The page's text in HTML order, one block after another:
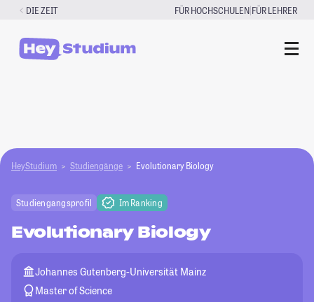
Zum
springen
DIE ZEIT FÜR HOCHSCHULEN|FÜR LEHRER
HeyStudium Studiengänge Evolutionary Biology
Studiengangsprofil Im Ranking
Evolutionary Biology
Johannes Gutenberg-Universität Mainz
Master of Science